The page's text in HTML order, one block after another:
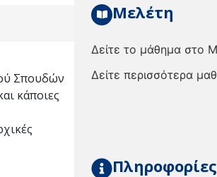
Σπουδών
κάποιες
Μελέτη
Δείτε το μάθημα στο
Δείτε περισσότερα
Πληροφορίες